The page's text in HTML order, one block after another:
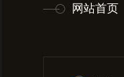
网站首页